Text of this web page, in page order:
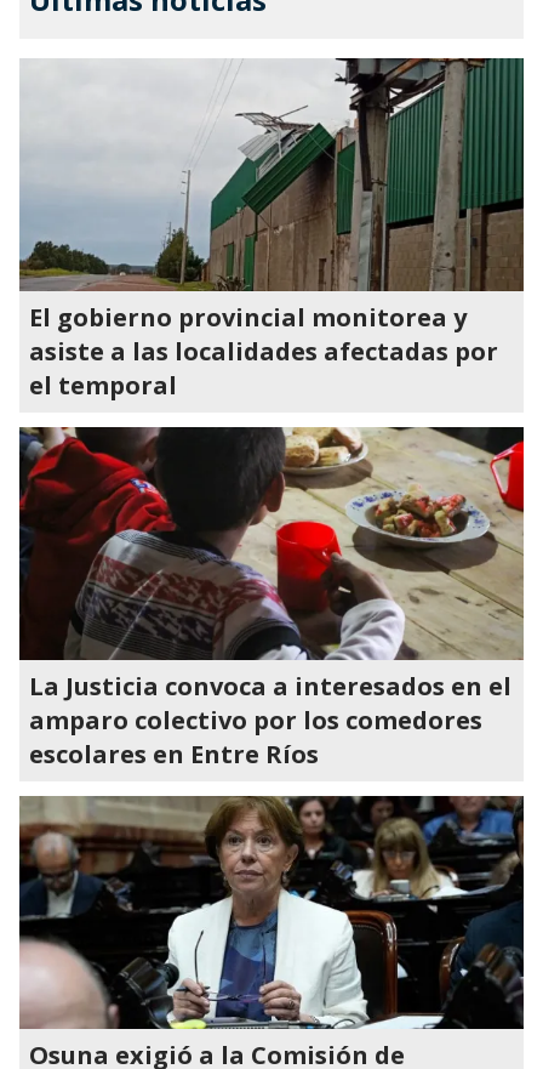
El gobierno provincial monitorea y
asiste a las localidades afectadas por
el temporal
La Justicia convoca a interesados en el
amparo colectivo por los comedores
escolares en Entre Ríos
Osuna exigió a la Comisión de